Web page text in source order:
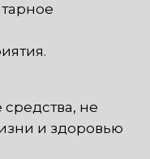
не
и здоровью